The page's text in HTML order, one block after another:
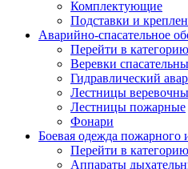
Комплектующие
Подставки и
Аварийно-спасательное
Перейти в категорию
Веревки
Гидравлический
Лестницы
Лестницы пожарные
Фонари
Боевая одежда пожарного
Перейти в категорию
Аппараты